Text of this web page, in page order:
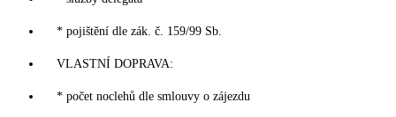
* pojištění dle zák. č. 159/99 Sb.
VLASTNÍ DOPRAVA:
* počet noclehů dle smlouvy o zájezdu